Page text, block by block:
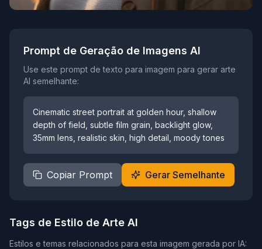
Prompt de Geração de Imagens AI
Use este prompt de texto para imagem para gerar arte
AI semelhante:
Cinematic street portrait at golden hour, shallow
depth of field, subtle film grain, backlight glow,
35mm lens, realistic skin, high detail, moody tones
Copiar Prompt Gerar Semelhante
Tags de Estilo de Arte AI
Estilos e temas relacionados para esta imagem gerada por IA: